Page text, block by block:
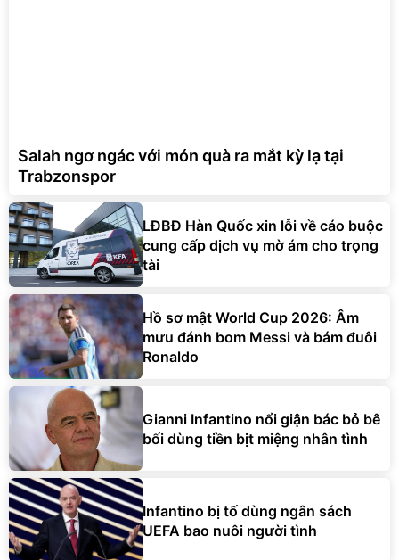
Salah ngơ ngác với món quà ra mắt kỳ lạ tại
Trabzonspor
LĐBĐ Hàn Quốc xin lỗi về cáo buộc
cung cấp dịch vụ mờ ám cho trọng
tài
Hồ sơ mật World Cup 2026: Âm
mưu đánh bom Messi và bám đuôi
Ronaldo
Gianni Infantino nổi giận bác bỏ bê
bối dùng tiền bịt miệng nhân tình
Infantino bị tố dùng ngân sách
UEFA bao nuôi người tình